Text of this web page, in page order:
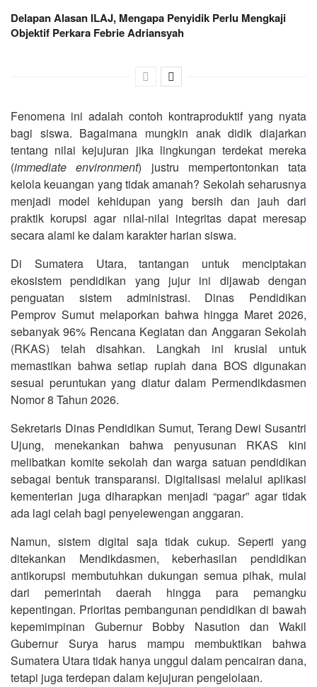
Delapan Alasan ILAJ, Mengapa Penyidik Perlu Mengkaji
Objektif Perkara Febrie Adriansyah
Fenomena ini adalah contoh kontraproduktif yang nyata
bagi siswa. Bagaimana mungkin anak didik diajarkan
tentang nilai kejujuran jika lingkungan terdekat mereka
(immediate environment) justru mempertontonkan tata
kelola keuangan yang tidak amanah? Sekolah seharusnya
menjadi model kehidupan yang bersih dan jauh dari
praktik korupsi agar nilai-nilai integritas dapat meresap
secara alami ke dalam karakter harian siswa.
Di Sumatera Utara, tantangan untuk menciptakan
ekosistem pendidikan yang jujur ini dijawab dengan
penguatan sistem administrasi. Dinas Pendidikan
Pemprov Sumut melaporkan bahwa hingga Maret 2026,
sebanyak 96% Rencana Kegiatan dan Anggaran Sekolah
(RKAS) telah disahkan. Langkah ini krusial untuk
memastikan bahwa setiap rupiah dana BOS digunakan
sesuai peruntukan yang diatur dalam Permendikdasmen
Nomor 8 Tahun 2026.
Sekretaris Dinas Pendidikan Sumut, Terang Dewi Susantri
Ujung, menekankan bahwa penyusunan RKAS kini
melibatkan komite sekolah dan warga satuan pendidikan
sebagai bentuk transparansi. Digitalisasi melalui aplikasi
kementerian juga diharapkan menjadi “pagar” agar tidak
ada lagi celah bagi penyelewengan anggaran.
Namun, sistem digital saja tidak cukup. Seperti yang
ditekankan Mendikdasmen, keberhasilan pendidikan
antikorupsi membutuhkan dukungan semua pihak, mulai
dari pemerintah daerah hingga para pemangku
kepentingan. Prioritas pembangunan pendidikan di bawah
kepemimpinan Gubernur Bobby Nasution dan Wakil
Gubernur Surya harus mampu membuktikan bahwa
Sumatera Utara tidak hanya unggul dalam pencairan dana,
tetapi juga terdepan dalam kejujuran pengelolaan.